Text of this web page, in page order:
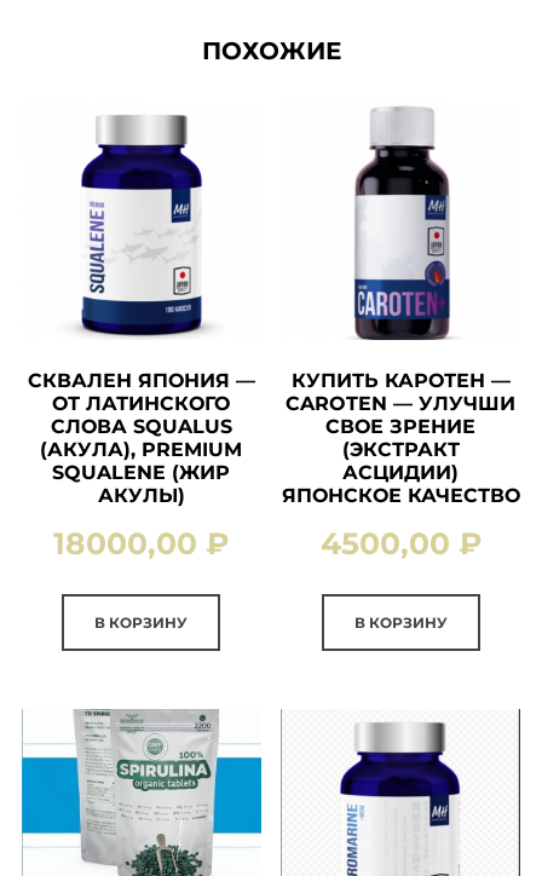
ПОХОЖИЕ
СКВАЛЕН ЯПОНИЯ —
ОТ ЛАТИНСКОГО
СЛОВА SQUALUS
(АКУЛА), PREMIUM
SQUALENE (ЖИР
АКУЛЫ)
18000,00₽
В КОРЗИНУ
КУПИТЬ КАРОТЕН —
CAROTEN — УЛУЧШИ
СВОЕ ЗРЕНИЕ
(ЭКСТРАКТ
АСЦИДИИ)
ЯПОНСКОЕ КАЧЕСТВО
4500,00 ₽
В КОРЗИНУ